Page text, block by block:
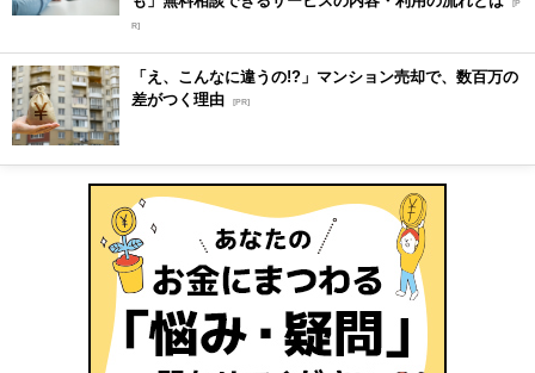
[P
R]
「え、こんなに違うの!?」マンション売却で、数百万の
差がつく理由 [PR]